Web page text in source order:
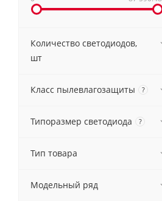
Количество светодиодов,
шт
Класс пылевлагозащиты ?
Типоразмер светодиода ?
Тип товара
Модельный ряд